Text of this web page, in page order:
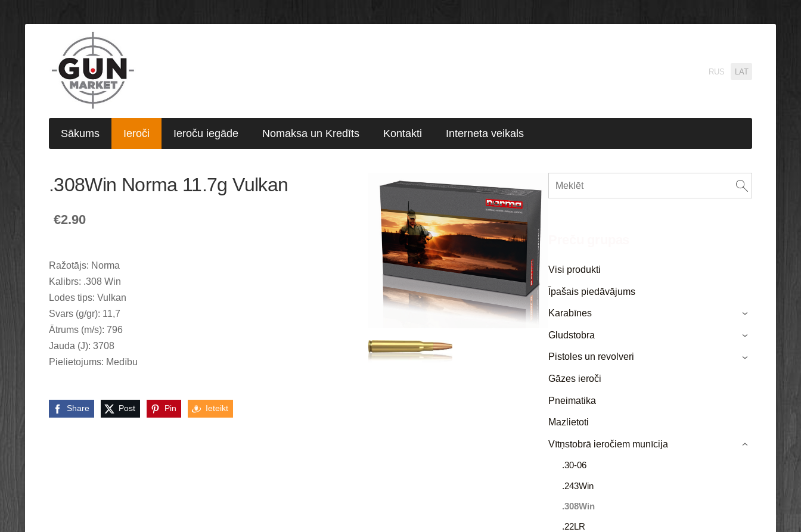
RUS LAT
Sākums Ieroči Ieroču iegāde Nomaksa un Kredīts Kontakti Interneta veikals
Visi produkti
Īpašais piedāvājums
Karabīnes ›
Gludstobra ›
Pistoles un revolveri ›
Gāzes ieroči
Pneimatika
Mazlietoti
Vītņstobrā ieročiem munīcija
.30-06
.243Win
.308Win
.22LR
›
.308Win Norma 11.7g Vulkan
€2.90
Ražotājs: Norma
Kalibrs: .308 Win
Lodes tips: Vulkan
Svars (g/gr): 11,7
Ātrums (m/s): 796
Jauda (J): 3708
Pielietojums: Medību
Share Post Pin Ieteikt